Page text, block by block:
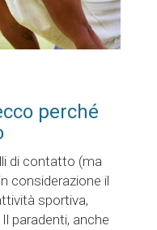
perché
di contatto (ma
considerazione il
sportiva,
paradenti, anche